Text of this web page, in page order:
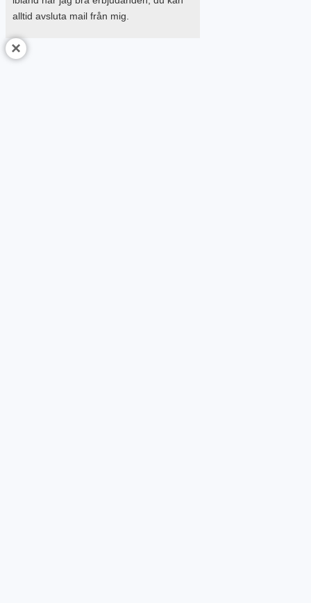
alltid avsluta mail från mig.
×